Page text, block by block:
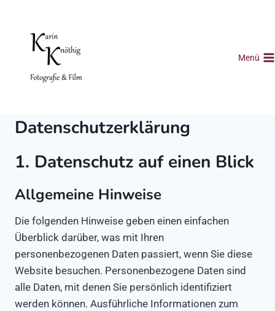
springen
Menü
Datenschutzerklärung
1. Datenschutz auf einen Blick
Allgemeine Hinweise
Die folgenden Hinweise geben einen einfachen
Überblick darüber, was mit Ihren
personenbezogenen Daten passiert, wenn Sie diese
Website besuchen. Personenbezogene Daten sind
alle Daten, mit denen Sie persönlich identifiziert
werden können. Ausführliche Informationen zum